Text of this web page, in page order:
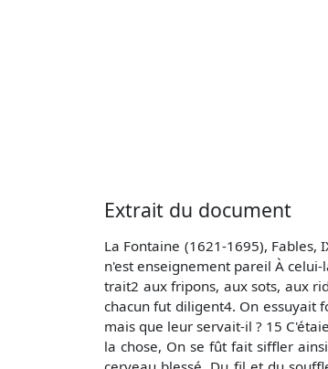
Extrait du document
La Fontaine (1621-1695), Fables,
n'est enseignement pareil À
trait2 aux fripons, aux sots, aux
chacun fut diligent4. On essuyait
mais que leur servait-il ? 15
la chose, On se fût fait siffler